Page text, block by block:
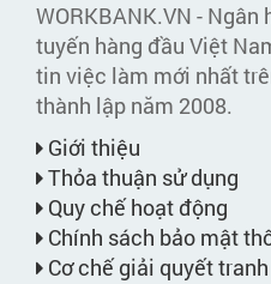
WORKBANK.VN -
tuyến hàng đầu Việt
tin việc làm mới nhất
thành lập năm 2008.
Giới thiệu
Thỏa thuận sử dụng
Quy chế hoạt động
Chính sách bảo mật
Cơ chế giải quyết